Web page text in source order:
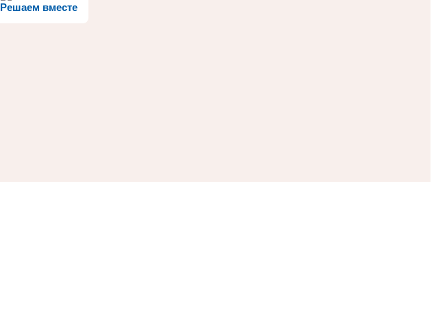
Решаем вместе